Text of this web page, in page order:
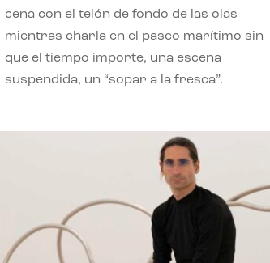
cena con el telón de fondo de las olas
mientras charla en el paseo marítimo sin
que el tiempo importe, una escena
suspendida, un “sopar a la fresca”.